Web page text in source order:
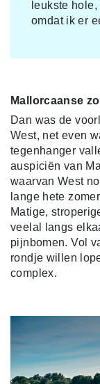
leukste
omdat ik er
Mallorcaanse
Dan was de
West, net even
tegenhanger
auspiciën van
waarvan West
lange hete
Matige,
veelal langs
pijnbomen. Vol
rondje willen
complex.